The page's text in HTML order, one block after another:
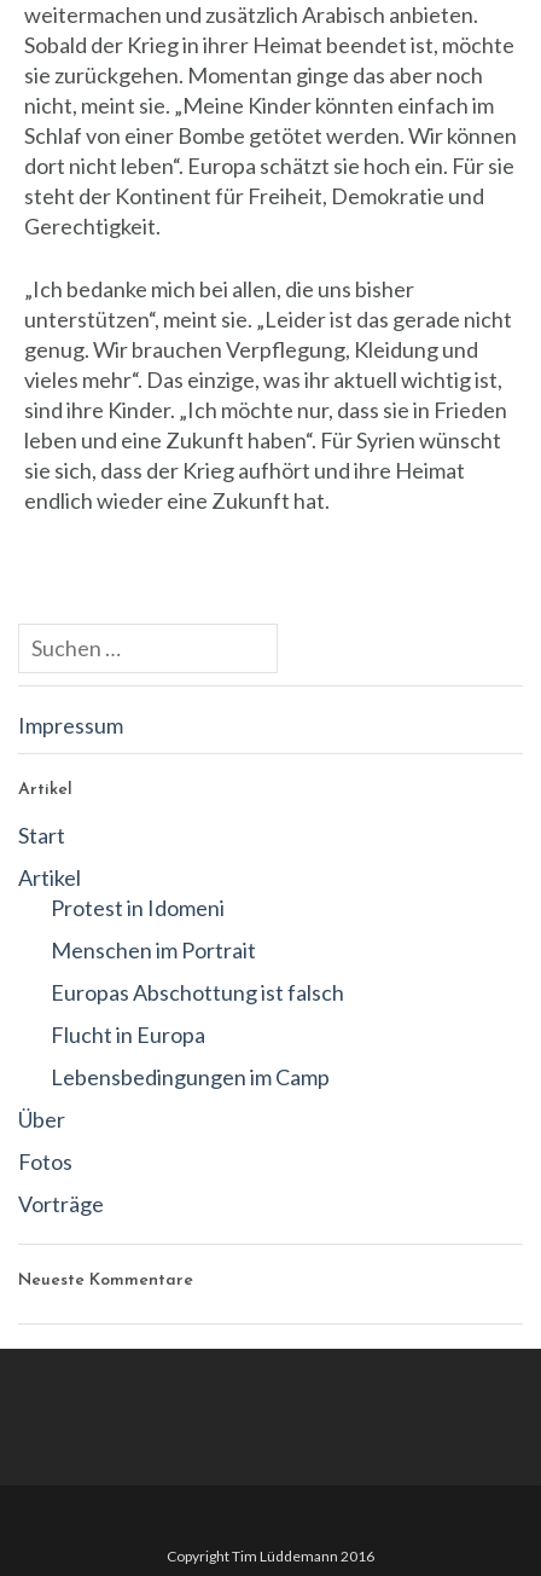
weitermachen und zusätzlich Arabisch anbieten.
Sobald der Krieg in ihrer Heimat beendet ist, möchte
sie zurückgehen. Momentan ginge das aber noch
nicht, meint sie. „Meine Kinder könnten einfach im
Schlaf von einer Bombe getötet werden. Wir können
dort nicht leben“. Europa schätzt sie hoch ein. Für sie
steht der Kontinent für Freiheit, Demokratie und
Gerechtigkeit.
„Ich bedanke mich bei allen, die uns bisher
unterstützen“, meint sie. „Leider ist das gerade nicht
genug. Wir brauchen Verpflegung, Kleidung und
vieles mehr“. Das einzige, was ihr aktuell wichtig ist,
sind ihre Kinder. „Ich möchte nur, dass sie in Frieden
leben und eine Zukunft haben“. Für Syrien wünscht
sie sich, dass der Krieg aufhört und ihre Heimat
endlich wieder eine Zukunft hat.
Suche
nach:
Impressum
Artikel
Start
Artikel
Protest in Idomeni
Menschen im Portrait
Europas Abschottung ist falsch
Flucht in Europa
Lebensbedingungen im Camp
Über
Fotos
Vorträge
Neueste Kommentare
Copyright Tim Lüddemann 2016